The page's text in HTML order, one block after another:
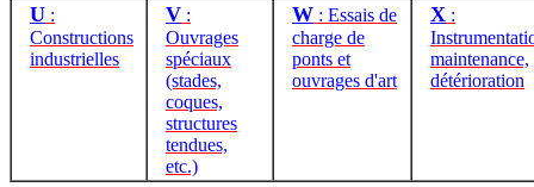
U :
Constructions
industrielles
V :
Ouvrages
spéciaux
(stades,
coques,
structures
tendues,
etc.)
W : Essais de
charge de
ponts et
ouvrages d'art
X :
maintenance,
détérioration